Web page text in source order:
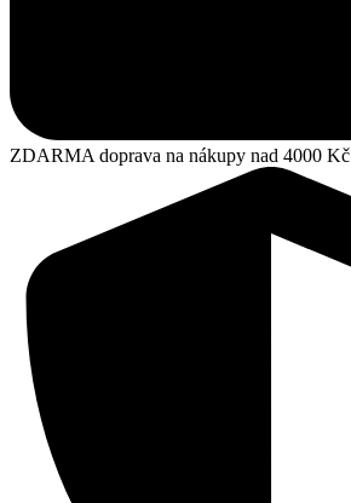
ZDARMA doprava na nákupy nad 4000 Kč